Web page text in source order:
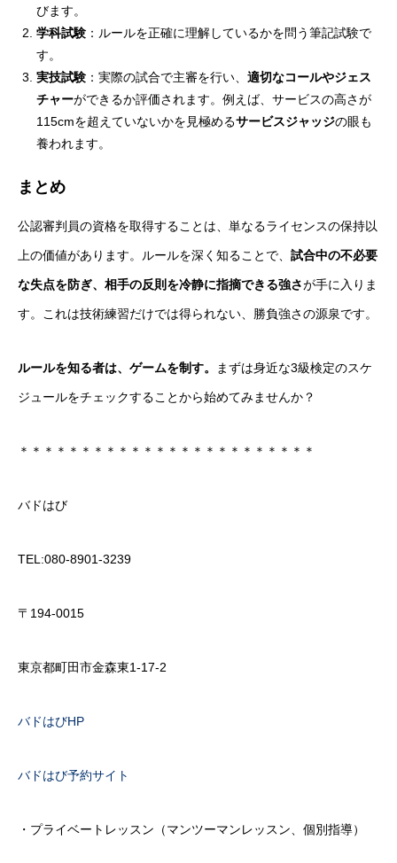
びます。
学科試験 ：ルールを正確に理解しているかを問う筆記試験で
す。
実技試験 ：実際の試合で主審を行い、 適切なコールやジェス
チャーができるか評価されます。例えば、サービスの高さが
115cmを超えていないかを見極めるサービスジャッジの眼も
養われます。
まとめ
公認審判員の資格を取得することは、単なるライセンスの保持以
上の価値があります。ルールを深く知ることで、 試合中の不必要
な失点を防ぎ、相手の反則を冷静に指摘できる強さが手に入りま
す。これは技術練習だけでは得られない、勝負強さの源泉です。
ルールを知る者は、ゲームを制す。 まずは身近な3級検定のスケ
ジュールをチェックすることから始めてみませんか？
＊＊＊＊＊＊＊＊＊＊＊＊＊＊＊＊＊＊＊＊＊＊＊＊
バドはび
TEL:080-8901-3239
〒194-0015
東京都町田市金森東1-17-2
バドはびHP
バドはび予約サイト
・プライベートレッスン（マンツーマンレッスン、個別指導）